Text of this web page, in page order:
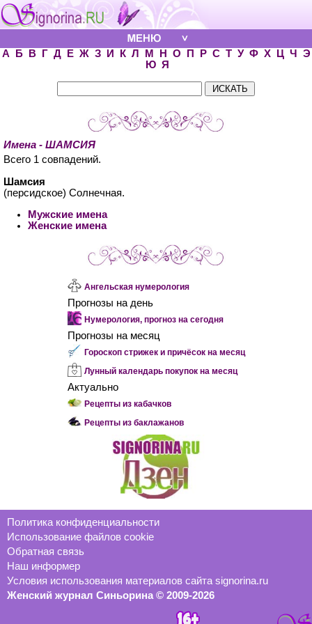
А Б В Г Д Е Ж З И К Л М Н О П Р С Т У Ф Х Ц Ч
Э
Ю Я
Имена - ШАМСИЯ
Всего 1 совпадений.
Шамсия
(персидское) Солнечная.
Мужские имена
Женские имена
Ангельская нумерология
Прогнозы на день
Нумерология, прогноз на сегодня
Прогнозы на месяц
Гороскоп стрижек и причёсок на месяц
Лунный календарь покупок на месяц
Актуально
Рецепты из кабачков
Рецепты из баклажанов
Политика конфиденциальности
Использование файлов cookie
Обратная связь
Наш информер
Условия использования материалов сайта signorina.ru
Женский журнал Синьорина © 2009-2026